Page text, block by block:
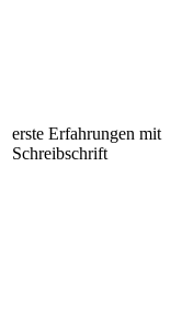
erste Erfahrungen mit
Schreibschrift